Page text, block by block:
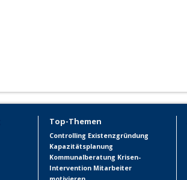
Top-Themen
Controlling Existenzgründung
Kapazitätsplanung
Kommunalberatung Krisen-
Intervention Mitarbeiter